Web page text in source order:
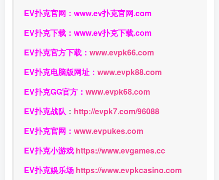
EV扑克官网： www.ev扑克官网.com
EV扑克下载： www.ev扑克下载.com
EV扑克官方下载： www.evpk66.com
EV扑克电脑版网址： www.evpk88.com
EV扑克GG官方： www.evpk68.com
EV扑克战队 ： http://evpk7.com/96088
EV扑克官网： www.evpukes.com
EV扑克小游戏 https://www.evgames.cc
EV扑克娱乐场 https://www.evpkcasino.com